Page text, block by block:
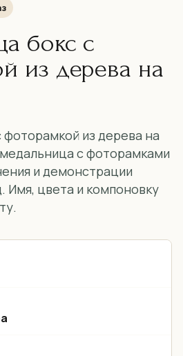
бокс с
из дерева на
из дерева на
с фоторамками
и демонстрации
Имя, цвета и компоновку